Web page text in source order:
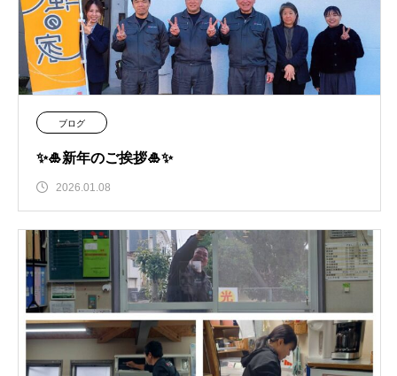
ブログ
✨🎍新年のご挨拶🎍✨
2026.01.08